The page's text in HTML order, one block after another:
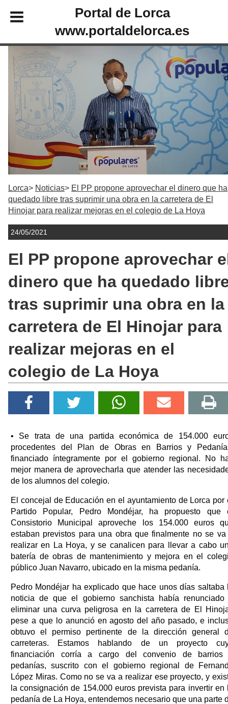
Portal de Lorca
www.portaldelorca.es
Lorca Noticias
El PP propone aprovechar el dinero que ha
quedado libre tras suprimir una obra en la carretera de El
Hinojar para realizar mejoras en el colegio de La Hoya
24/05/2021
El PP propone aprovechar
dinero que ha quedado
tras suprimir una obra en la
carretera de El Hinojar para
realizar mejoras en el
colegio de La Hoya
• Se trata de una partida económica de 154.000
procedentes del Plan de Obras en Barrios y
financiado íntegramente por el gobierno regional. No
mejor manera de aprovecharla que atender las
de los alumnos del colegio.
El concejal de Educación en el ayuntamiento de Lorca por
Partido Popular, Pedro Mondéjar, ha propuesto que
Consistorio Municipal aproveche los 154.000 euros
estaban previstos para una obra que finalmente no se va
realizar en La Hoya, y se canalicen para llevar a cabo
batería de obras de mantenimiento y mejora en el
público Juan Navarro, ubicado en la misma pedanía.
Pedro Mondéjar ha explicado que hace unos días saltaba
noticia de que el gobierno sanchista había renunciado
eliminar una curva peligrosa en la carretera de El
pese a que lo anunció en agosto del año pasado, e
obtuvo el permiso pertinente de la dirección general
carreteras. Estamos hablando de un proyecto
financiación corría a cargo del convenio de barrios
pedanías, suscrito con el gobierno regional de
López Miras. Como no se va a realizar ese proyecto, y
la consignación de 154.000 euros prevista para invertir en
pedanía de La Hoya, entendemos necesario que una parte